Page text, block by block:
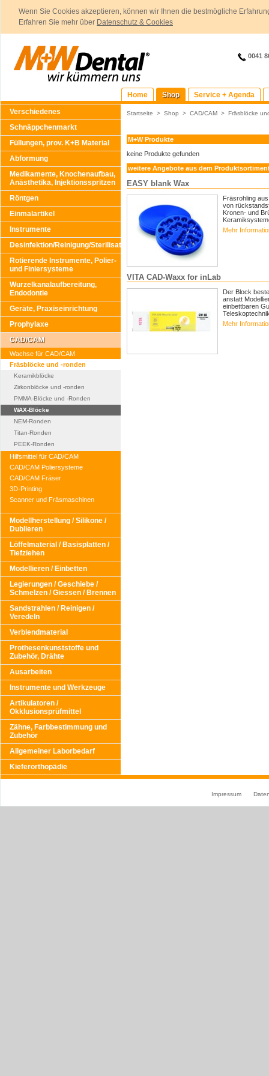
Wenn Sie Cookies akzeptieren, können wir Ihnen die bestmögliche
Erfahren Sie mehr über Datenschutz & Cookies
0041
Home Shop
Service + Agenda
Verschiedenes
Schnäppchenmarkt
Füllungen, prov. K+B Material
Abformung
Medikamente, Knochenaufbau,
Anästhetika, Injektionsspritzen
Röntgen
Einmalartikel
Instrumente
Desinfektion/Reinigung/Sterilisation
Rotierende Instrumente, Polier-
und Finiersysteme
Wurzelkanalaufbereitung,
Endodontie
Geräte, Praxiseinrichtung
Prophylaxe
CAD/CAM
Wachse für CAD/CAM
Fräsblöcke und -ronden
Keramikblöcke
Zirkonblöcke und -ronden
PMMA-Blöcke und -Ronden
WAX-Blöcke
NEM-Ronden
Titan-Ronden
PEEK-Ronden
Hilfsmittel für CAD/CAM
CAD/CAM Poliersysteme
CAD/CAM Fräser
3D-Printing
Scanner und Fräsmaschinen
Modellherstellung / Silikone /
Dublieren
Löffelmaterial / Basisplatten /
Tiefziehen
Modellieren / Einbetten
Legierungen / Geschiebe /
Schmelzen / Giessen / Brennen
Sandstrahlen / Reinigen /
Veredeln
Verblendmaterial
Prothesenkunststoffe und
Zubehör, Drähte
Ausarbeiten
Instrumente und Werkzeuge
Artikulatoren /
Okklusionsprüfmittel
Zähne, Farbbestimmung und
Zubehör
Allgemeiner Laborbedarf
Kieferorthopädie
Startseite > Shop > CAD/CAM > Fräsblöcke
M+W Produkte
keine Produkte gefunden
weitere Angebote aus dem
EASY blank Wax
Fräsrohling
von
Kronen- und
Mehr
VITA CAD-Waxx for inLab
Der Block
anstatt
einbettbaren
Mehr
Impressum